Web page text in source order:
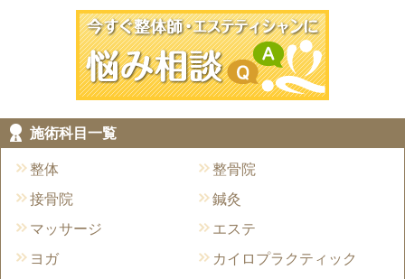
施術科目一覧
整体
整骨院
接骨院
鍼灸
マッサージ
エステ
ヨガ
カイロプラクティック